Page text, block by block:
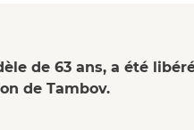
de 63 ans, a été
de Tambov.